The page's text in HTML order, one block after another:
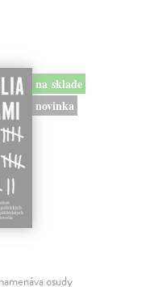
na sklade
novinka
osudy